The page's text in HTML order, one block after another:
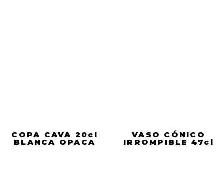
COPA CAVA 20cl
BLANCA OPACA
VASO CÓNICO
IRROMPIBLE 47cl